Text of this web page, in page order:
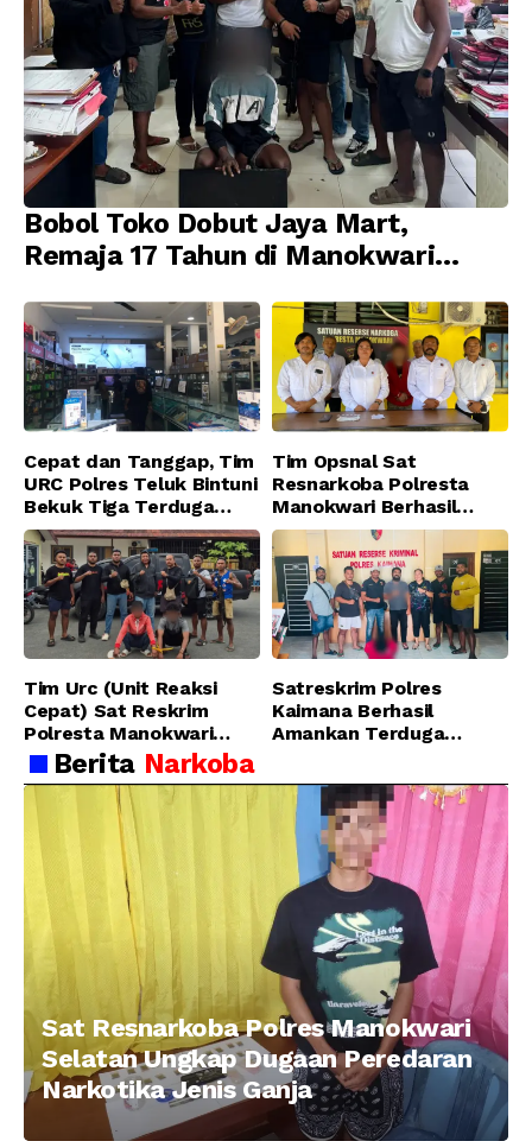
Bobol Toko Dobut Jaya Mart,
Remaja 17 Tahun di Manokwari
Jatanras Polda Papua Barat
Cepat dan Tanggap, Tim
URC Polres Teluk Bintuni
Bekuk Tiga Terduga
Pelaku Pencurian di SMA
Sanawesen
Tim Opsnal Sat
Resnarkoba Polresta
Manokwari Berhasil
Ungkap Kasus Tindak
Pidana Narkotika
Golongan I Jenis Shabu
di SP 4 Distrik Prafi kab.
Manokwari
Tim Urc (Unit Reaksi
Cepat) Sat Reskrim
Polresta Manokwari
Berhasil Tangkap 2
Pelaku Pengeroyokan di
Taman Ria kab.
Manokwari
Satreskrim Polres
Kaimana Berhasil
Amankan Terduga
Menggunakan Senjata
Tajam
Berita Narkoba
Sat Resnarkoba Polres Manokwari
Selatan Ungkap Dugaan Peredaran
Narkotika Jenis Ganja